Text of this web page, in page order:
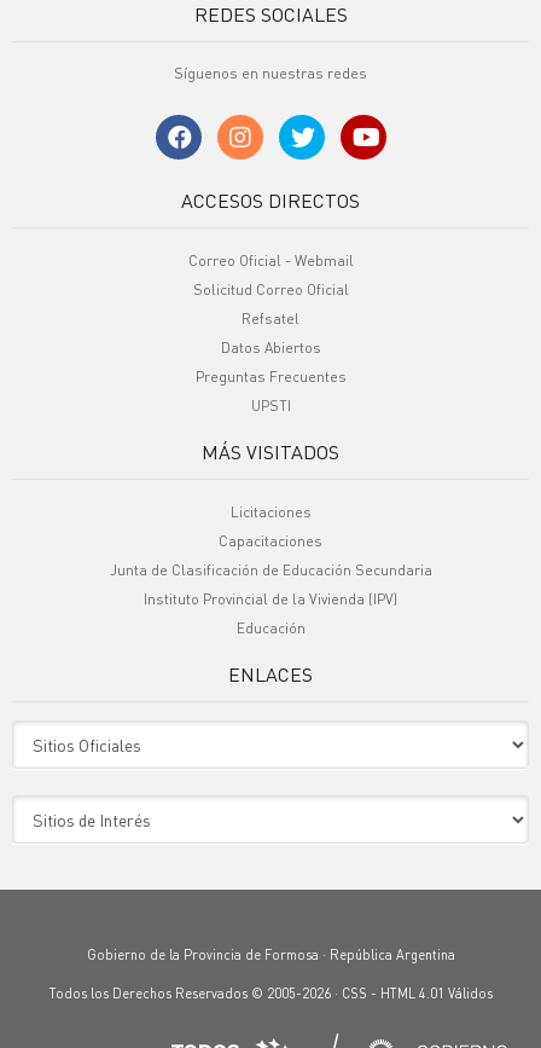
REDES SOCIALES
Síguenos en nuestras redes
ACCESOS DIRECTOS
Correo Oficial - Webmail
Solicitud Correo Oficial
Refsatel
Datos Abiertos
Preguntas Frecuentes
UPSTI
MÁS VISITADOS
Licitaciones
Capacitaciones
Junta de Clasificación de Educación Secundaria
Instituto Provincial de la Vivienda (IPV)
Educación
ENLACES
Gobierno de la Provincia de Formosa · República Argentina
Todos los Derechos Reservados © 2005-2026 · CSS - HTML 4.01 Válidos